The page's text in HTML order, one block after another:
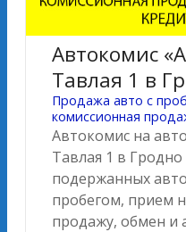
Автокомис
Тавлая 1 в
Продажа авто с
комиссионная
Автокомис на
Тавлая 1 в
подержанных
пробегом, прием
продажу, обмен и